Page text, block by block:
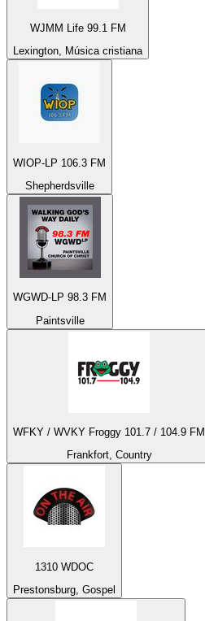
WJMM Life 99.1 FM
Lexington, Música cristiana
WIOP-LP 106.3 FM
Shepherdsville
WGWD-LP 98.3 FM
Paintsville
WFKY / WVKY Froggy 101.7 / 104.9 FM
Frankfort, Country
1310 WDOC
Prestonsburg, Gospel